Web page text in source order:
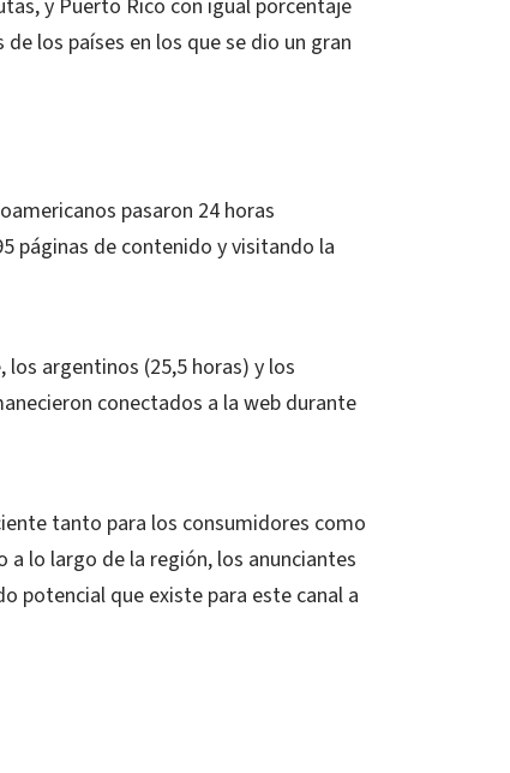
y Puerto Rico con igual porcentaje
los países en los que se dio un gran
pasaron 24 horas
páginas de contenido y visitando la
argentinos (25,5 horas) y los
conectados a la web durante
tanto para los consumidores como
lo largo de la región, los anunciantes
potencial que existe para este canal a